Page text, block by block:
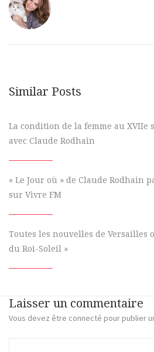
Similar Posts
La condition de la femme au XVIIe
avec Claude Rodhain
« Le Jour où » de Claude Rodhain
sur Vivre FM
Toutes les nouvelles de Versailles
du Roi-Soleil »
Laisser un commentaire
Vous devez être connecté pour publier